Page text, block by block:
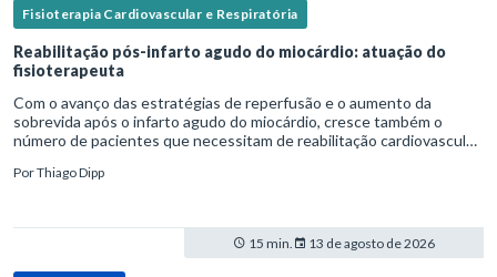
Fisioterapia Cardiovascular e Respiratória
Reabilitação pós-infarto agudo do miocárdio: atuação do
fisioterapeuta
Com o avanço das estratégias de reperfusão e o aumento da
sobrevida após o infarto agudo do miocárdio, cresce também o
número de pacientes que necessitam de reabilitação cardiovascular
PorThiago Dipp
15 min. 13 de agosto de 2026